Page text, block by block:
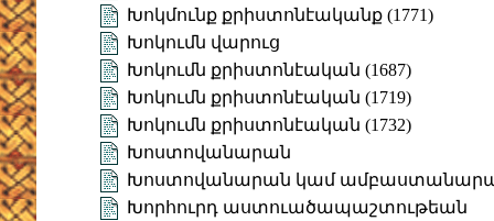
Խոկմունք քրիստոնէականք (1771)
Խոկումն վարուց
Խոկումն քրիստոնէական (1687)
Խոկումն քրիստոնէական (1719)
Խոկումն քրիստոնէական (1732)
Խոստովանարան
Խոստովանարան կամ
Խորհուրդ աստուածապաշտութեան